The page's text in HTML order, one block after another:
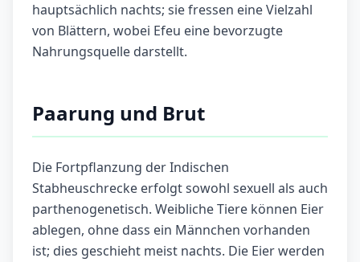
hauptsächlich nachts; sie fressen eine Vielzahl
von Blättern, wobei Efeu eine bevorzugte
Nahrungsquelle darstellt.
Paarung und Brut
Die Fortpflanzung der Indischen
Stabheuschrecke erfolgt sowohl sexuell als auch
parthenogenetisch. Weibliche Tiere können Eier
ablegen, ohne dass ein Männchen vorhanden
ist; dies geschieht meist nachts. Die Eier werden